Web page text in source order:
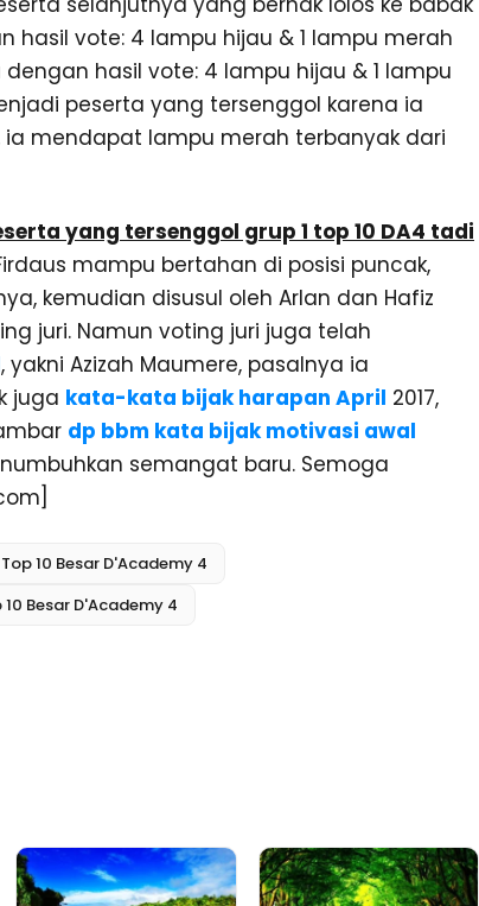
hasil vote: 4 lampu hijau & 1 lampu merah
hasil vote: 4 lampu hijau & 1 lampu
peserta yang tersenggol karena ia
mendapat lampu merah terbanyak dari
yang tersenggol grup 1 top 10 DA4 tadi
mampu bertahan di posisi puncak,
kemudian disusul oleh Arlan dan Hafiz
juri. Namun voting juri juga telah
, yakni Azizah Maumere, pasalnya ia
juga kata-kata bijak harapan April 2017,
dp bbm kata bijak motivasi awal
semangat baru. Semoga
10 Besar D'Academy 4
Besar D'Academy 4